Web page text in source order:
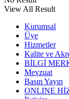
View All Result
Kurumsal
Üye
Hizmetler
Kalite ve
BİLGİ
Mevzuat
Basın Yayın
ONLINE